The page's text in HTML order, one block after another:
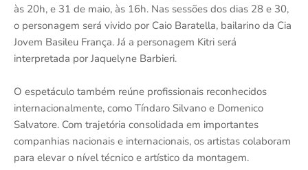
às 20h, e 31 de maio, às 16h. Nas sessões dos dias 28 e 30,
o personagem será vivido por Caio Baratella, bailarino da Cia
Jovem Basileu França. Já a personagem Kitri será
interpretada por Jaquelyne Barbieri.
O espetáculo também reúne profissionais reconhecidos
internacionalmente, como Tíndaro Silvano e Domenico
Salvatore. Com trajetória consolidada em importantes
companhias nacionais e internacionais, os artistas colaboram
para elevar o nível técnico e artístico da montagem.